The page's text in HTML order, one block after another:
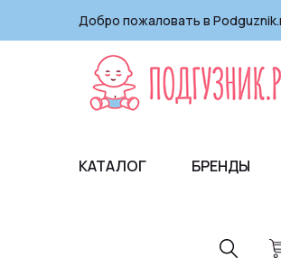
Добро пожаловать в
КАТАЛОГ БРЕНДЫ